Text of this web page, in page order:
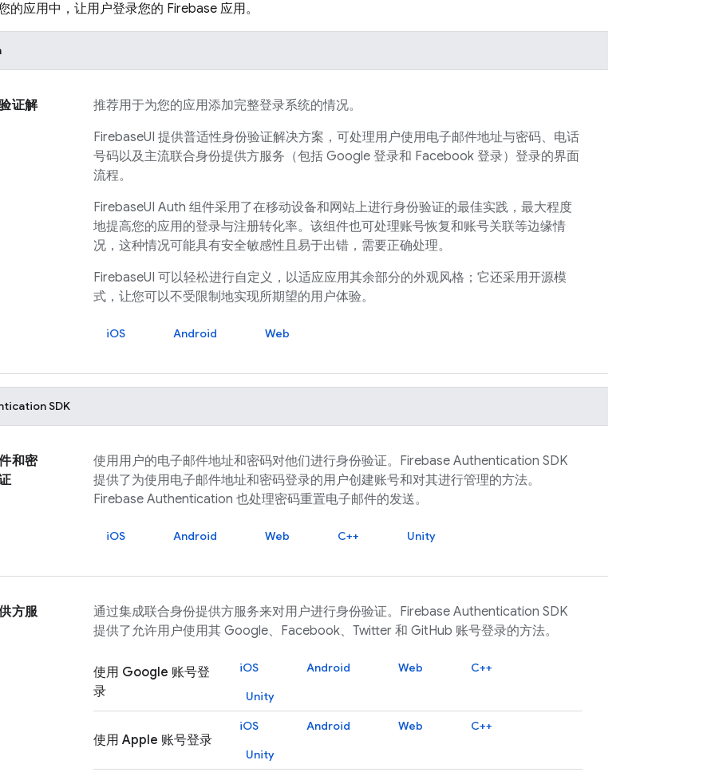
的应用中，让用户登录您的 Firebase 应用。
证解
推荐用于为您的应用添加完整登录系统的情况。
FirebaseUI 提供普适性身份验证解决方案，可处理用户使用电子邮件地址与密码、电话
号码以及主流联合身份提供方服务（包括 Google 登录和 Facebook 登录）登录的界面
流程。
FirebaseUI Auth 组件采用了在移动设备和网站上进行身份验证的最佳实践，最大程度
地提高您的应用的登录与注册转化率。该组件也可处理账号恢复和账号关联等边缘情
况，这种情况可能具有安全敏感性且易于出错，需要正确处理。
FirebaseUI 可以轻松进行自定义，以适应应用其余部分的外观风格；它还采用开源模
式，让您可以不受限制地实现所期望的用户体验。
iOS Android Web
SDK
和密
使用用户的电子邮件地址和密码对他们进行身份验证。 Firebase Authentication SDK
提供了为使用电子邮件地址和密码登录的用户创建账号和对其进行管理的方法。
Firebase Authentication 也处理密码重置电子邮件的发送。
iOS Android Web C++ Unity
方服
通过集成联合身份提供方服务来对用户进行身份验证。 Firebase Authentication SDK
提供了允许用户使用其 Google、Facebook、Twitter 和 GitHub 账号登录的方法。
使用 Google 账号登
录
iOS Android Web
C++
Unity
使用 Apple 账号登录
iOS Android Web
C++
Unity